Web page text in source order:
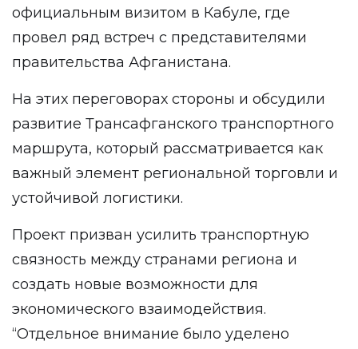
официальным визитом в Кабуле, где
провел ряд встреч с представителями
правительства Афганистана.
На этих переговорах стороны и обсудили
развитие Трансафганского транспортного
маршрута, который рассматривается как
важный элемент региональной торговли и
устойчивой логистики.
Проект призван усилить транспортную
связность между странами региона и
создать новые возможности для
экономического взаимодействия.
“Отдельное внимание было уделено